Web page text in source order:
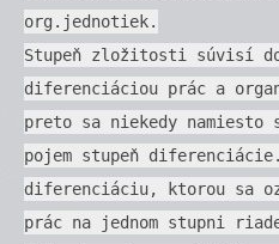
org.jednotiek.
Stupeň zložitosti súvisí
diferenciáciou prác a
preto sa niekedy
pojem stupeň
diferenciáciu, ktorou sa
prác na jednom stupni